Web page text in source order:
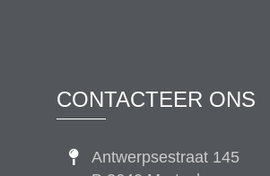
CONTACTEER ONS
Antwerpsestraat 145